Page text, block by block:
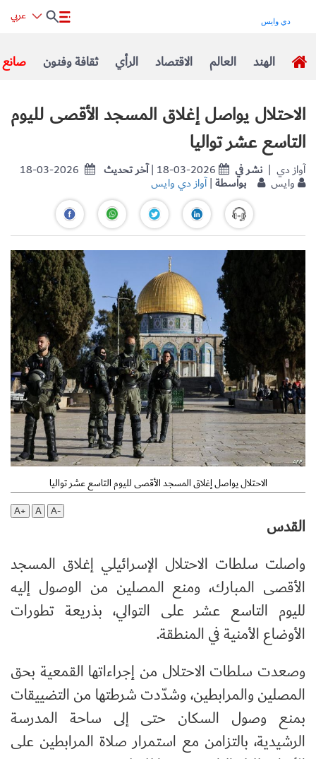
صانع ثقافة وفنون الرأي الاقتصاد العالم الهند
الاحتلال يواصل إغلاق المسجد الأقصى لليوم
التاسع عشر تواليا
18-03-2026 آخر تحديث| 18-03-2026 نشر في | آواز دي
وايس بواسطة|آواز دي وايس
الاحتلال يواصل إغلاق المسجد الأقصى لليوم التاسع عشر تواليا
A+
A A-
القدس
واصلت سلطات الاحتلال الإسرائيلي إغلاق المسجد
الأقصى المبارك، ومنع المصلين من الوصول إليه
لليوم التاسع عشر على التوالي، بذريعة تطورات
الأوضاع الأمنية في المنطقة.
وصعدت سلطات الاحتلال من إجراءاتها القمعية بحق
المصلين والمرابطين، وشدّدت شرطتها من التضييقات
بمنع وصول السكان حتى إلى ساحة المدرسة
الرشيدية، بالتزامن مع استمرار صلاة المرابطين على